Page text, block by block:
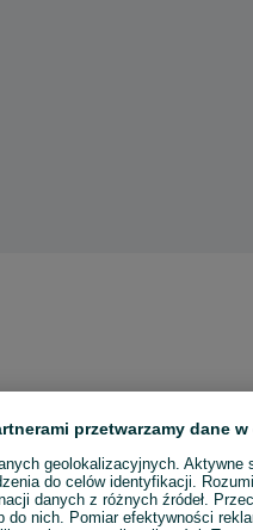
przetwarzamy dane
geolokalizacyjnych. Aktywne
do celów identyfikacji.
danych z różnych źródeł.
do nich. Pomiar efektywności